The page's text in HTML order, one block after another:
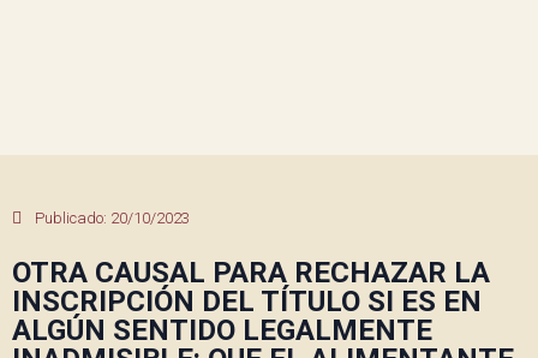
Publicado: 20/10/2023
OTRA CAUSAL PARA RECHAZAR LA
INSCRIPCIÓN DEL TÍTULO SI ES EN
ALGÚN SENTIDO LEGALMENTE